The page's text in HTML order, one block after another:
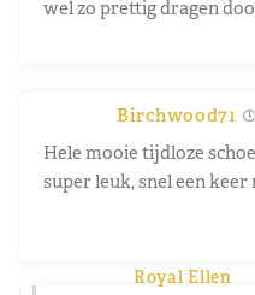
wel zo prettig dragen
Birchwood71
Hele mooie tijdloze
super leuk, snel een
Royal Ellen